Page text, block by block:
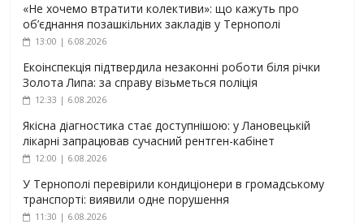
«Не хочемо втратити колективи»: що кажуть про
об’єднання позашкільних закладів у Тернополі
13:00 | 6.08.2026
Екоінспекція підтвердила незаконні роботи біля річки
Золота Липа: за справу візьметься поліція
12:33 | 6.08.2026
Якісна діагностика стає доступнішою: у Лановецькій
лікарні запрацював сучасний рентген-кабінет
12:00 | 6.08.2026
У Тернополі перевірили кондиціонери в громадському
транспорті: виявили одне порушення
11:30 | 6.08.2026